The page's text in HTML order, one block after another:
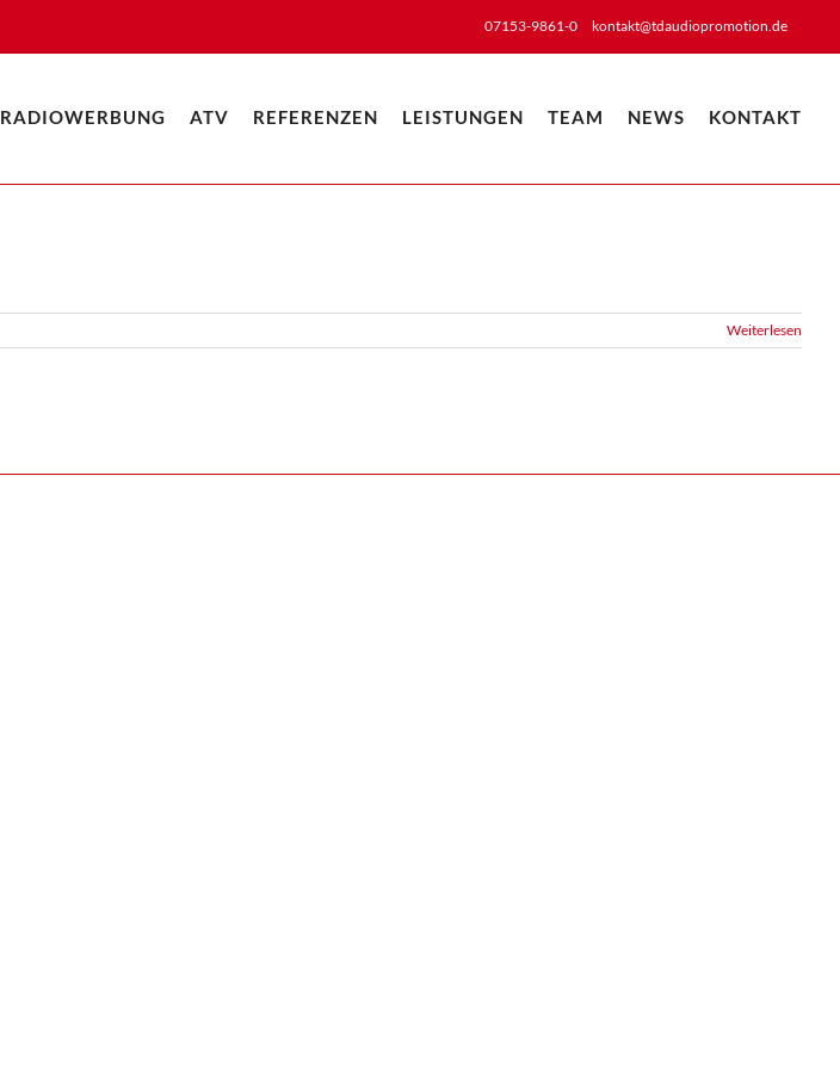
07153-9861-0 kontakt@tdaudiopromotion.de
RADIOWERBUNG ATV REFERENZEN LEISTUNGEN TEAM NEWS KONTAKT
Weiterlesen